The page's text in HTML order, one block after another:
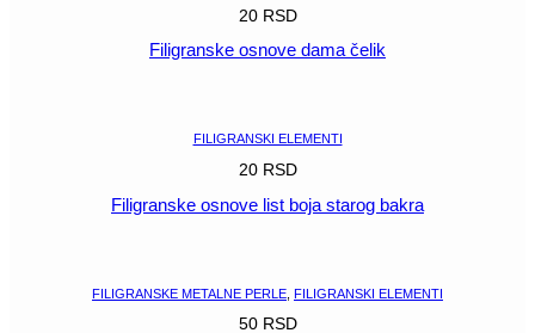
20 RSD
Filigranske osnove dama čelik
FILIGRANSKI ELEMENTI
20 RSD
Filigranske osnove list boja starog bakra
FILIGRANSKE METALNE PERLE FILIGRANSKI ELEMENTI
50 RSD